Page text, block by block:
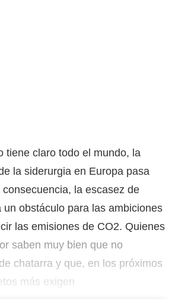
tiene claro todo el mundo, la
la siderurgia en Europa pasa
la escasez de
obstáculo para las ambiciones
las emisiones de CO2. Quienes
saben muy bien que no
chatarra y que, en los próximos
más exigen